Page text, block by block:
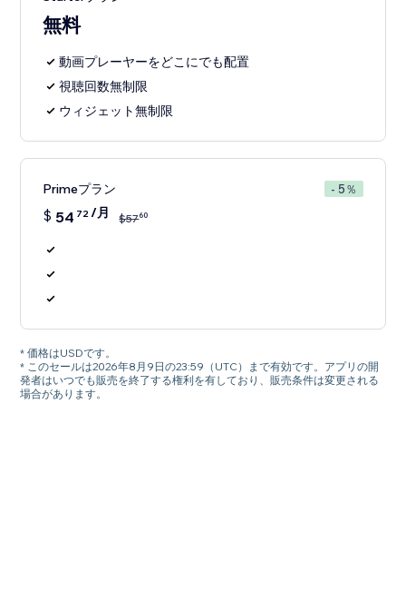
無料
動画プレーヤーをどこにでも配置
視聴回数無制限
ウィジェット無制限
Primeプラン - 5％
$ 54 72/月 $5760
* 価格はUSDです。
* このセールは2026年8月9日の23:59（UTC）まで有効です。アプリの開
発者はいつでも販売を終了する権利を有しており、販売条件は変更される
場合があります。